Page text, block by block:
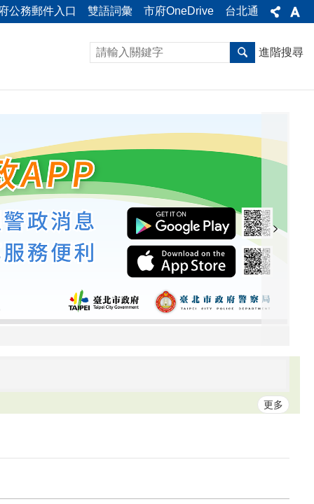
公務郵件入口 雙語詞彙 市府OneDrive 台北通
進階搜尋
160名免費參賽名額，名額有限，即刻至官網報名！更多